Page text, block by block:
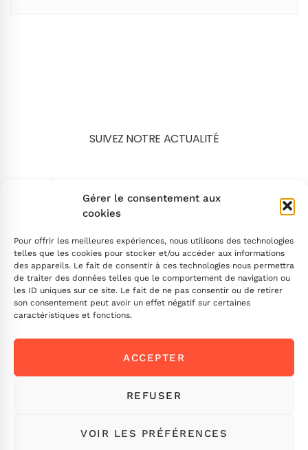
Gérer le consentement aux
cookies
Pour offrir les meilleures expériences, nous utilisons des technologies
telles que les cookies pour stocker et/ou accéder aux informations
des appareils. Le fait de consentir à ces technologies nous permettra
de traiter des données telles que le comportement de navigation ou
les ID uniques sur ce site. Le fait de ne pas consentir ou de retirer
son consentement peut avoir un effet négatif sur certaines
caractéristiques et fonctions.
ACCEPTER
REFUSER
VOIR LES PRÉFÉRENCES
SUIVEZ NOTRE ACTUALITÉ
Search
INSCRIVEZ-VOUS
Envoyez-nous un message
Ou appelez-nousICI